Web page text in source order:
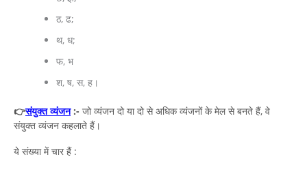
ठ, ढ;
थ, ध;
फ, भ
श, ष, स, ह।
👉संयुक्त व्यंजन:- जो व्यंजन दो या दो से अधिक व्यंजनों के मेल से बनते हैं, वे
संयुक्त व्यंजन कहलाते हैं।
ये संख्या में चार हैं :